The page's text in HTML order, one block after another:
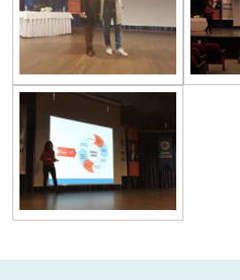
Mezunlarla Kariyer Günleri
The Math League Başarısı
RYSMUN
Danimarka Okul Ortaklığı
Çevre Lisesi Matematik
Balkan Gençler Yüzme
Yıldız Kız Takımımız Grup
Çevre Lisesinden